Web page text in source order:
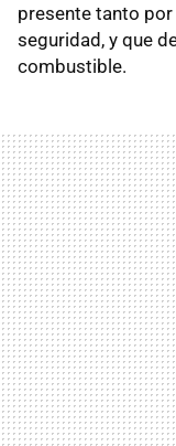
presente tanto
seguridad, y que
combustible.